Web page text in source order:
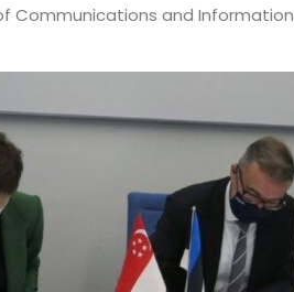
Communications and Information